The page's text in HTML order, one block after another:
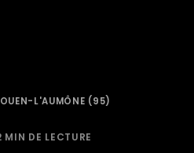
L'AUMÔNE (95)
MIN DE LECTURE